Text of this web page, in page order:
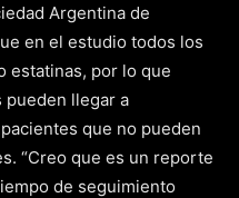
Argentina de
en el estudio todos los
estatinas, por lo que
pueden llegar a
que no pueden
“Creo que es un reporte
de seguimiento